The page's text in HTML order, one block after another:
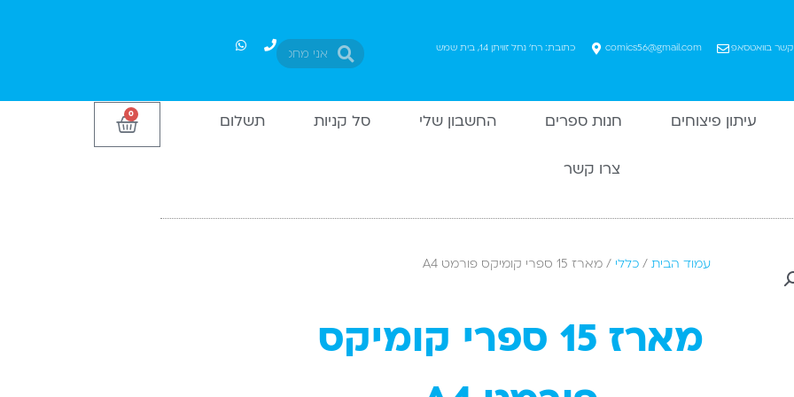
קשר בוואטסאפ comics56@gmail.com כתובת: רח' נחל זוויתן 14, בית שמש חיפושחיפוש
עיתון פיצוחים חנות ספרים החשבון שלי סל קניות תשלום
צרו קשר
0
עגלת
קניות
עמוד הבית / כללי / מארז 15 ספרי קומיקס פורמט A4
מארז 15 ספרי קומיקס